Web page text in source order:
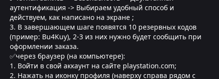
аутентификация -> Выбираем удобный способ и
действуем, как написано на экране ;
3. В завершающем шаге появятся 10 резервных кодов
(пример: Bu4Kuy), 2-3 из них нужно будет сообщить при
оформлении заказа.
✅через браузер (на компьютере):
1. Войти в свой аккаунт на сайте playstation.com;
2. Нажать на иконку профиля (наверху справа рядом с